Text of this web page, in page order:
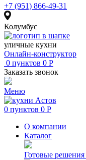
+7 (951) 866-49-31
Колумбус
уличные кухни
Онлайн-конструктор
0 пунктов 0 Р
Заказать звонок
Меню
0 пунктов 0 Р
О компании
Каталог
Готовые решения